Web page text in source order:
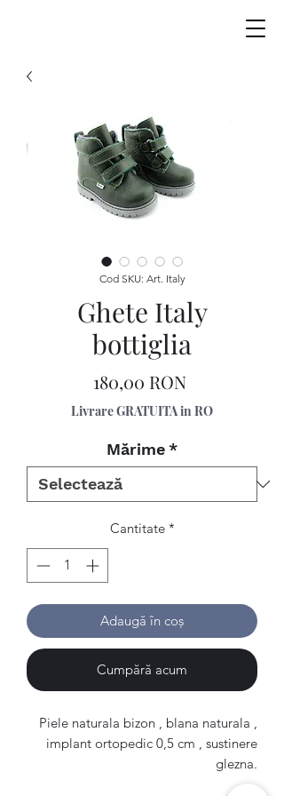
Cod SKU: Art. Italy
Ghete Italy
bottiglia
180,00 RONPreț
Livrare GRATUITA in RO
Mărime *
Cantitate *
Adaugă în coș
Cumpără acum
Piele naturala bizon , blana naturala ,
implant ortopedic 0,5 cm , sustinere
glezna.